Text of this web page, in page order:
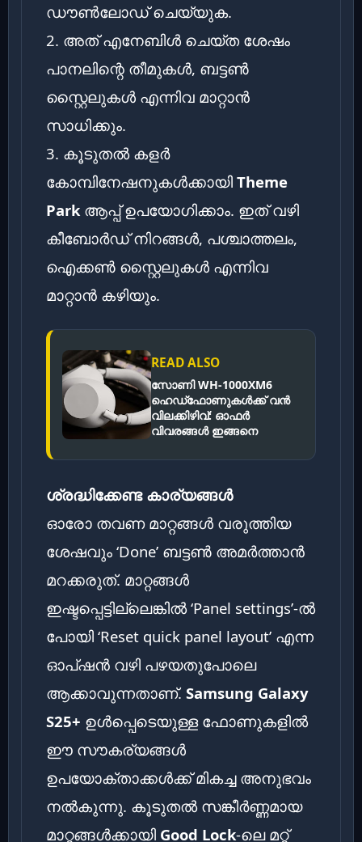
ഡൗൺലോഡ് ചെയ്യുക.
2. അത് എനേബിൾ ചെയ്ത ശേഷം
പാനലിന്റെ തീമുകൾ, ബട്ടൺ
സ്റ്റൈലുകൾ എന്നിവ മാറ്റാൻ
സാധിക്കും.
3. കൂടുതൽ കളർ
കോമ്പിനേഷനുകൾക്കായി Theme
Park ആപ്പ് ഉപയോഗിക്കാം. ഇത് വഴി
കീബോർഡ് നിറങ്ങൾ, പശ്ചാത്തലം,
ഐക്കൺ സ്റ്റൈലുകൾ എന്നിവ
മാറ്റാൻ കഴിയും.
READ ALSO
സോണി WH-1000XM6
ഹെഡ്‌ഫോണുകൾക്ക് വൻ
വിലക്കിഴിവ്: ഓഫർ
വിവരങ്ങൾ ഇങ്ങനെ
ശ്രദ്ധിക്കേണ്ട കാര്യങ്ങൾ
ഓരോ തവണ മാറ്റങ്ങൾ വരുത്തിയ
ശേഷവും ‘Done’ ബട്ടൺ അമർത്താൻ
മറക്കരുത്. മാറ്റങ്ങൾ
ഇഷ്ടപ്പെട്ടില്ലെങ്കിൽ ‘Panel settings’-ൽ
പോയി ‘Reset quick panel layout’ എന്ന
ഓപ്ഷൻ വഴി പഴയതുപോലെ
ആക്കാവുന്നതാണ്. Samsung Galaxy
S25+ ഉൾപ്പെടെയുള്ള ഫോണുകളിൽ
ഈ സൗകര്യങ്ങൾ
ഉപയോക്താക്കൾക്ക് മികച്ച അനുഭവം
നൽകുന്നു. കൂടുതൽ സങ്കീർണ്ണമായ
മാറ്റങ്ങൾക്കായി Good Lock-ലെ മറ്റ്